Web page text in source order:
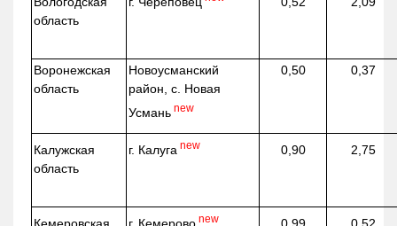
область
Воронежская
область
Новоусманский
район, с. Новая
Усмань new
0,50 0,37
Калужская
область
г. Калуга new 0,90 2,75
new